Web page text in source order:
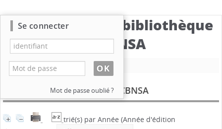
Catalogue de la bibliothèque
du CBNSA
Nouvelle recherche
Documents produits par le CBNSA
trié(s) par Année (Année d'édition
Se connecter
Mot de passe oublié ?